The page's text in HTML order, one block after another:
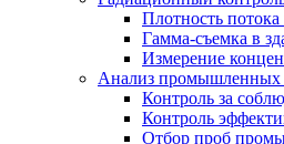
Плотность
Гамма-съемка в
Измерение
Анализ промышленных
Контроль за
Контроль
Отбор проб